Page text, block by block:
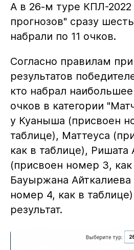
А в 26-м туре КПЛ-2022
прогнозов" сразу
набрали по 11 очков.
Согласно правилам
результатов
кто набрал
очков в категории
у Куаныша (присвоен
таблице), Маттеуса
как в таблице), Ришата
(присвоен номер 3,
Бауыржана Айткалиева
номер 4, как в
результат.